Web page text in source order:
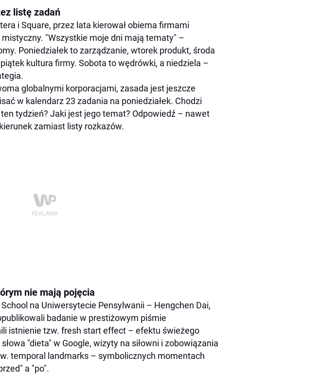
listę zadań
i Square, przez lata kierował obiema firmami
"Wszystkie moje dni mają tematy" –
Poniedziałek to zarządzanie, wtorek produkt, środa
kultura firmy. Sobota to wędrówki, a niedziela –
globalnymi korporacjami, zasada jest jeszcze
w kalendarz 23 zadania na poniedziałek. Chodzi
tydzień? Jaki jest jego temat? Odpowiedź – nawet
zamiast listy rozkazów.
nie mają pojęcia
na Uniwersytecie Pensylwanii – Hengchen Dai,
badanie w prestiżowym piśmie
istnienie tzw. fresh start effect – efektu świeżego
"dieta" w Google, wizyty na siłowni i zobowiązania
temporal landmarks – symbolicznych momentach
a "po".